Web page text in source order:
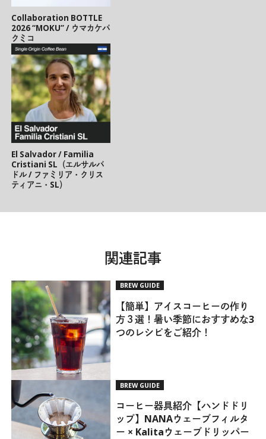
Collaboration BOTTLE
2026 “MOKU” / ウマカケバ
クミコ
El Salvador / Familia
Cristiani SL（エルサルバ
ドル / ファミリア・クリス
ティアニ・SL）
関連記事
BREW GUIDE
【簡単】アイスコーヒーの作り
方３選！暑い季節におすすめな3
つのレシピをご紹介！
BREW GUIDE
コーヒー器具紹介【ハンドドリ
ップ】NANAウェーブフィルタ
ー × Kalitaウェーブドリッパー